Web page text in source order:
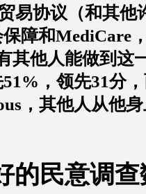
贸易协议（和其他
障和MediCare
其他人能做到这
51% ，领先31分
，其他人从他
的民意调